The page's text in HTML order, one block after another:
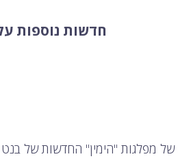
חדשות נוספות